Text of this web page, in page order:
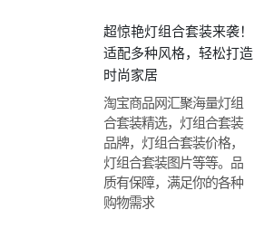
超惊艳灯组合套装来袭！
适配多种风格，轻松打造
时尚家居
淘宝商品网汇聚海量灯组
合套装精选，灯组合套装
品牌，灯组合套装价格，
灯组合套装图片等等。品
质有保障，满足你的各种
购物需求